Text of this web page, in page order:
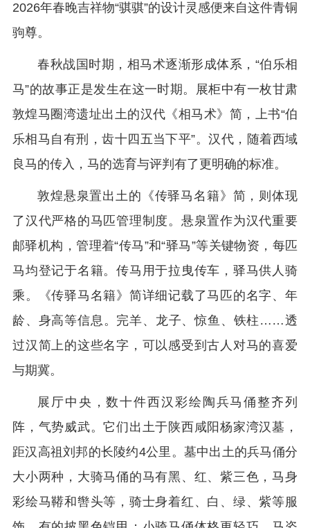
2026年春晚吉祥物“骐骐”的设计灵感便来自这件青铜
驹尊。
春秋战国时期，相马术逐渐形成体系，“伯乐相
马”的故事正是发生在这一时期。展柜中有一枚甘肃
敦煌马圈湾遗址出土的汉代《相马术》简，上书“伯
乐相马自有刑，齿十四五当下平”。汉代，随着西域
良马的传入，马的选育与评判有了更明确的标准。
敦煌悬泉置出土的《传驿马名籍》简，则体现
了汉代严格的马匹管理制度。悬泉置作为汉代重要
邮驿机构，管理着“传马”和“驿马”等关键物资，每匹
马均登记于名籍。传马用于拉曳传车，驿马供人骑
乘。《传驿马名籍》简详细记载了马匹的名字、年
龄、身高等信息。完羊、龙子、惊鱼、铁柱……透
过汉简上的这些名字，可以感受到古人对马的喜爱
与期冀。
展厅中央，数十件西汉彩绘陶兵马俑整齐列
阵，气势威武。它们出土于陕西咸阳杨家湾汉墓，
距汉高祖刘邦的长陵约4公里。墓中出土的兵马俑分
大小两种，大骑马俑的马有黑、红、紫三色，马身
彩绘马鞯和辔头等，骑士身着红、白、绿、紫等服